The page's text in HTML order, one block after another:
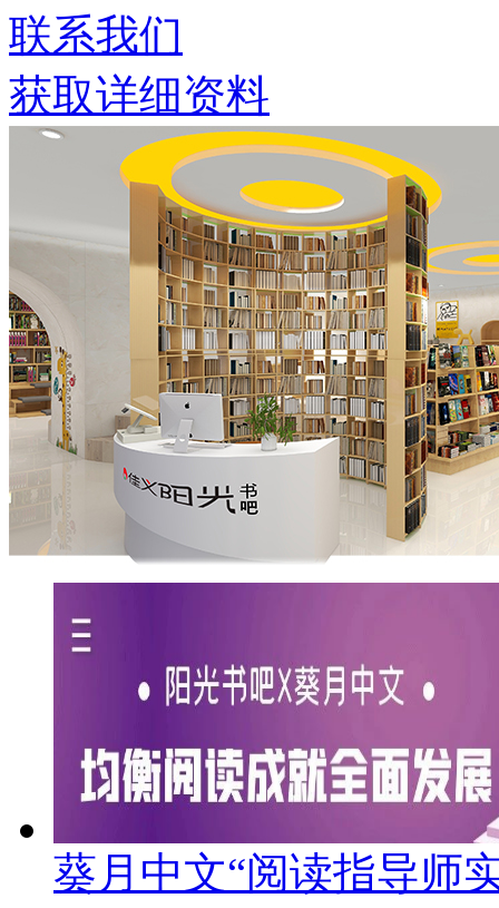
联系我们
获取详细资料
葵月中文“阅读指导师